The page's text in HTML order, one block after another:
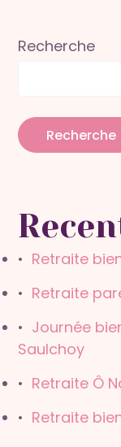
Recherche
Recherche
Retraite
Retraite
Journée
Saulchoy
Retraite Ô
Retraite